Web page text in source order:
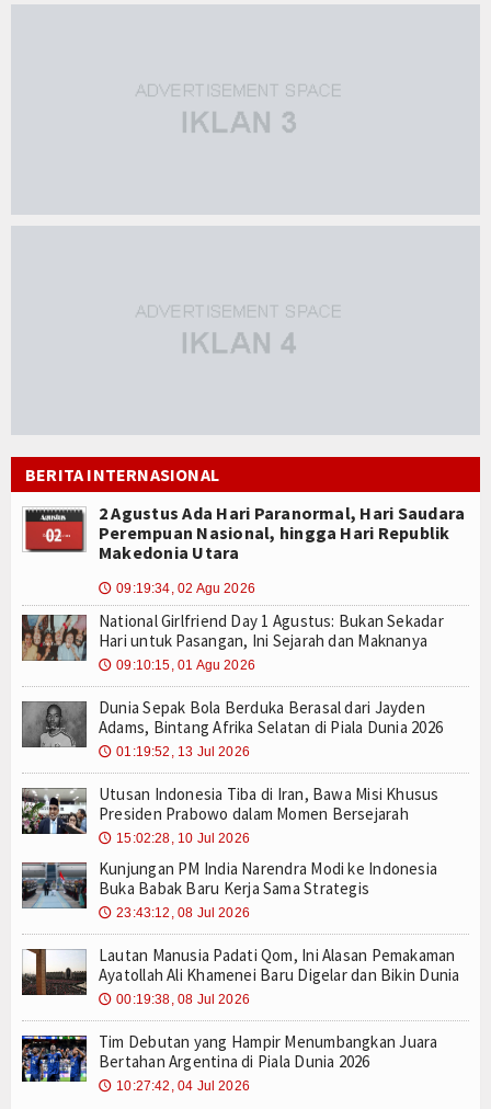
BERITA INTERNASIONAL
2 Agustus Ada Hari Paranormal, Hari Saudara
Perempuan Nasional, hingga Hari Republik
Makedonia Utara
🕔 09:19:34, 02 Agu 2026
National Girlfriend Day 1 Agustus: Bukan Sekadar
Hari untuk Pasangan, Ini Sejarah dan Maknanya
🕔 09:10:15, 01 Agu 2026
Dunia Sepak Bola Berduka Berasal dari Jayden
Adams, Bintang Afrika Selatan di Piala Dunia 2026
🕔 01:19:52, 13 Jul 2026
Utusan Indonesia Tiba di Iran, Bawa Misi Khusus
Presiden Prabowo dalam Momen Bersejarah
🕔 15:02:28, 10 Jul 2026
Kunjungan PM India Narendra Modi ke Indonesia
Buka Babak Baru Kerja Sama Strategis
🕔 23:43:12, 08 Jul 2026
Lautan Manusia Padati Qom, Ini Alasan Pemakaman
Ayatollah Ali Khamenei Baru Digelar dan Bikin Dunia
🕔 00:19:38, 08 Jul 2026
Tim Debutan yang Hampir Menumbangkan Juara
Bertahan Argentina di Piala Dunia 2026
🕔 10:27:42, 04 Jul 2026